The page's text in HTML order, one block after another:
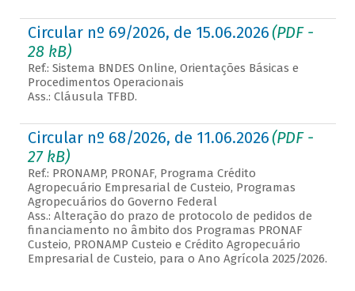
Circular nº 69/2026, de 15.06.2026(PDF -
28 kB)
Ref.: Sistema BNDES Online, Orientações Básicas e
Procedimentos Operacionais
Ass.: Cláusula TFBD.
Circular nº 68/2026, de 11.06.2026(PDF -
27 kB)
Ref.: PRONAMP, PRONAF, Programa Crédito
Agropecuário Empresarial de Custeio, Programas
Agropecuários do Governo Federal
Ass.: Alteração do prazo de protocolo de pedidos de
financiamento no âmbito dos Programas PRONAF
Custeio, PRONAMP Custeio e Crédito Agropecuário
Empresarial de Custeio, para o Ano Agrícola 2025/2026.